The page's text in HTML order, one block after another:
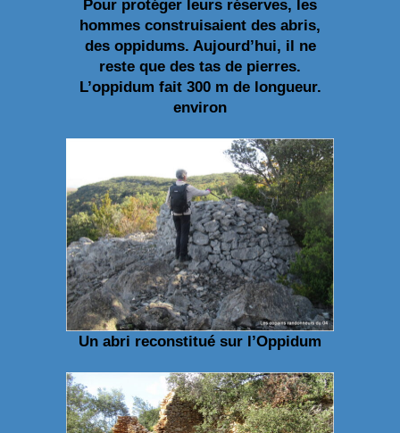
Pour protéger leurs réserves, les
hommes construisaient des abris,
des oppidums. Aujourd’hui, il ne
reste que des tas de pierres.
L’oppidum fait 300 m de longueur.
environ
Un abri reconstitué sur l’Oppidum